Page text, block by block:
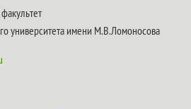
университета имени М.В.Ломоносова